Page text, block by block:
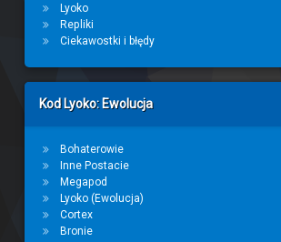
Lyoko
Repliki
Ciekawostki i błędy
Kod Lyoko: Ewolucja
Bohaterowie
Inne Postacie
Megapod
Lyoko (Ewolucja)
Cortex
Bronie